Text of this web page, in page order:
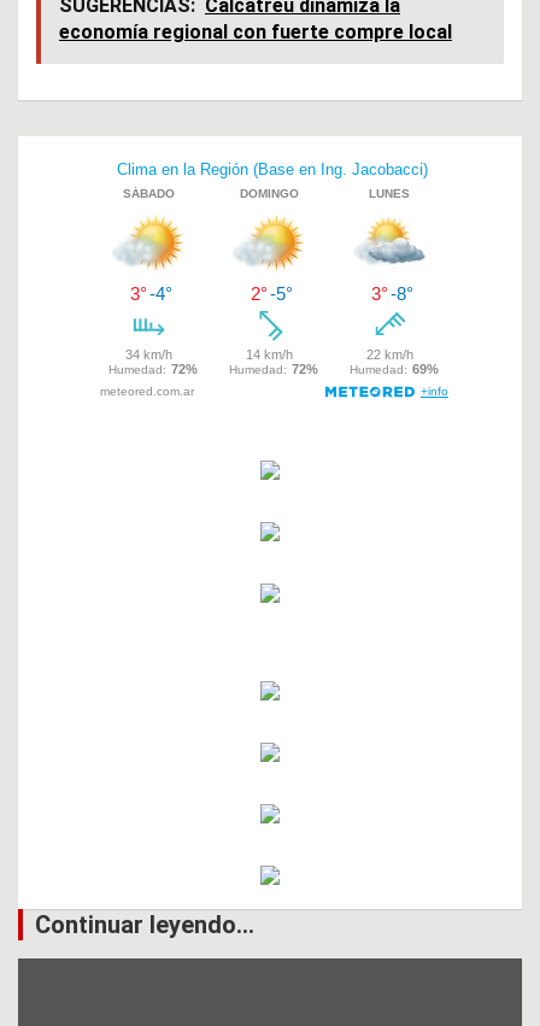
b
s
p
er
SUGERENCIAS: Calcatreu dinamiza la
economía regional con fuerte compre local
entradas
Continuar leyendo...